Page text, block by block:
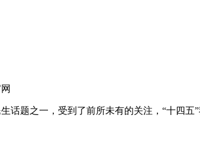
题之一，受到了前所未有的关注，“十四五